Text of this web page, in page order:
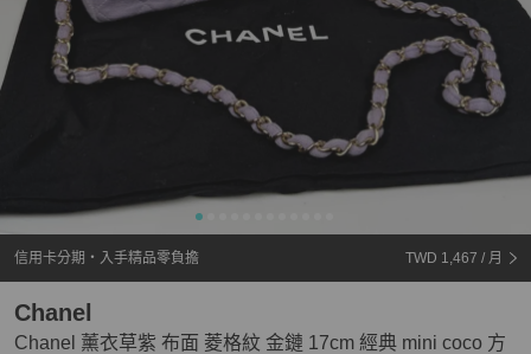
信用卡分期・入手精品零負擔 TWD 1,467 / 月
Chanel 薰衣草紫 布面 菱格紋 金鏈 17cm 經典 mini coco 方
Chanel